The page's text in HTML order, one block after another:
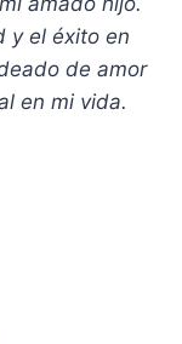
y el éxito en
de amor
en mi vida.